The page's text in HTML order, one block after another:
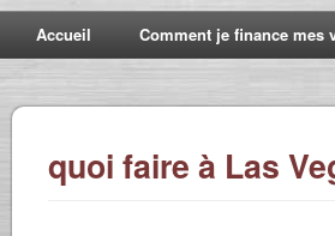
Accueil Comment je finance mes
quoi faire à Las